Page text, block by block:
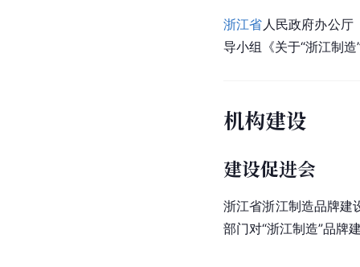
浙江省 人民政府办公厅
导小组《关于“浙江制
机构建设
建设促进会
浙江省浙江制造品牌建
部门对“浙江制造”品牌